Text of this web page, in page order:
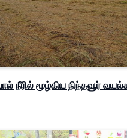
நீரில் மூழ்கிய நிந்தவூர்